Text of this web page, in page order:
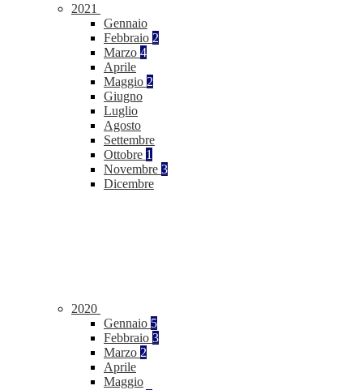
2021
Gennaio
Febbraio 2
Marzo 4
Aprile
Maggio 2
Giugno
Luglio
Agosto
Settembre
Ottobre 1
Novembre 3
Dicembre
2020
Gennaio 5
Febbraio 3
Marzo 2
Aprile
Maggio